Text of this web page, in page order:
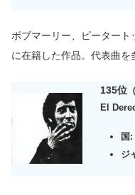
ボブマーリー、ピーター
に在籍した作品。 代表曲を
135位
El
国:
ジ